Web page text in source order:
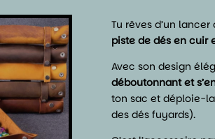
Tu rêves d’un
piste de dés en cuir
Avec son design
déboutonnant et
ton sac et déploie-
des dés fuyards).